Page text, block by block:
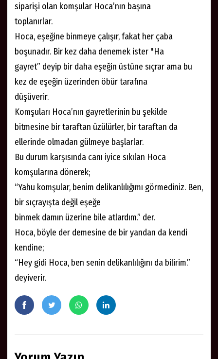
siparişi olan komşular Hoca’nın başına
toplanırlar.
Hoca, eşeğine binmeye çalışır, fakat her çaba
boşunadır. Bir kez daha denemek ister "Ha
gayret” deyip bir daha eşeğin üstüne sıçrar ama bu
kez de eşeğin üzerinden öbür tarafına
düşüverir.
Komşuları Hoca’nın gayretlerinin bu şekilde
bitmesine bir taraftan üzülürler, bir taraftan da
ellerinde olmadan gülmeye başlarlar.
Bu durum karşısında canı iyice sıkılan Hoca
komşularına dönerek;
“Yahu komşular, benim delikanlılığımı görmediniz. Ben,
bir sıçrayışta değil eşeğe
binmek damın üzerine bile atlardım.” der.
Hoca, böyle der demesine de bir yandan da kendi
kendine;
“Hey gidi Hoca, ben senin delikanlılığını da bilirim.”
deyiverir.